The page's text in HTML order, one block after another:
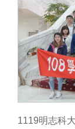
1119明志科大